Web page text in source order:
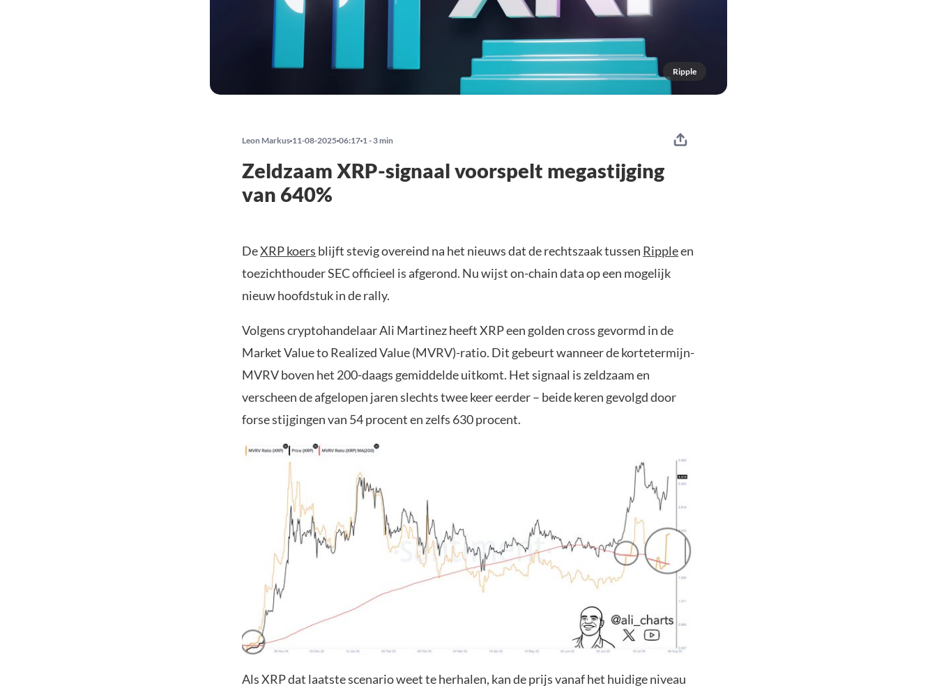
Ripple
Leon Markus 11-08-2025 06:17 1 - 3 min
Zeldzaam XRP-signaal voorspelt megastijging
van 640%
DeXRP koers blijft stevig overeind na het nieuws dat de rechtszaak tussen Rippleen
toezichthouder SEC officieel is afgerond. Nu wijst on-chain data op een mogelijk
nieuw hoofdstuk in de rally.
Volgens cryptohandelaar Ali Martinez heeft XRP een golden cross gevormd in de
Market Value to Realized Value (MVRV)-ratio. Dit gebeurt wanneer de kortetermijn-
MVRV boven het 200-daags gemiddelde uitkomt. Het signaal is zeldzaam en
verscheen de afgelopen jaren slechts twee keer eerder – beide keren gevolgd door
forse stijgingen van 54 procent en zelfs 630 procent.
Als XRP dat laatste scenario weet te herhalen, kan de prijs vanaf het huidige niveau